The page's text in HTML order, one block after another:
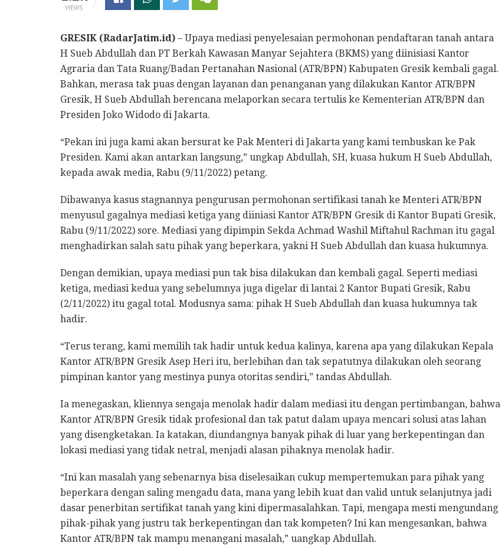
VIEWS
GRESIK (RadarJatim.id) – Upaya mediasi penyelesaian permohonan pendaftaran tanah antara
H Sueb Abdullah dan PT Berkah Kawasan Manyar Sejahtera (BKMS) yang diinisiasi Kantor
Agraria dan Tata Ruang/Badan Pertanahan Nasional (ATR/BPN) Kabupaten Gresik kembali gagal.
Bahkan, merasa tak puas dengan layanan dan penanganan yang dilakukan Kantor ATR/BPN
Gresik, H Sueb Abdullah berencana melaporkan secara tertulis ke Kementerian ATR/BPN dan
Presiden Joko Widodo di Jakarta.
“Pekan ini juga kami akan bersurat ke Pak Menteri di Jakarta yang kami tembuskan ke Pak
Presiden. Kami akan antarkan langsung,” ungkap Abdullah, SH, kuasa hukum H Sueb Abdullah,
kepada awak media, Rabu (9/11/2022) petang.
Dibawanya kasus stagnannya pengurusan permohonan sertifikasi tanah ke Menteri ATR/BPN
menyusul gagalnya mediasi ketiga yang diiniasi Kantor ATR/BPN Gresik di Kantor Bupati Gresik,
Rabu (9/11/2022) sore. Mediasi yang dipimpin Sekda Achmad Washil Miftahul Rachman itu gagal
menghadirkan salah satu pihak yang beperkara, yakni H Sueb Abdullah dan kuasa hukumnya.
Dengan demikian, upaya mediasi pun tak bisa dilakukan dan kembali gagal. Seperti mediasi
ketiga, mediasi kedua yang sebelumnya juga digelar di lantai 2 Kantor Bupati Gresik, Rabu
(2/11/2022) itu gagal total. Modusnya sama: pihak H Sueb Abdullah dan kuasa hukumnya tak
hadir.
“Terus terang, kami memilih tak hadir untuk kedua kalinya, karena apa yang dilakukan Kepala
Kantor ATR/BPN Gresik Asep Heri itu, berlebihan dan tak sepatutnya dilakukan oleh seorang
pimpinan kantor yang mestinya punya otoritas sendiri,” tandas Abdullah.
Ia menegaskan, kliennya sengaja menolak hadir dalam mediasi itu dengan pertimbangan, bahwa
Kantor ATR/BPN Gresik tidak profesional dan tak patut dalam upaya mencari solusi atas lahan
yang disengketakan. Ia katakan, diundangnya banyak pihak di luar yang berkepentingan dan
lokasi mediasi yang tidak netral, menjadi alasan pihaknya menolak hadir.
“Ini kan masalah yang sebenarnya bisa diselesaikan cukup mempertemukan para pihak yang
beperkara dengan saling mengadu data, mana yang lebih kuat dan valid untuk selanjutnya jadi
dasar penerbitan sertifikat tanah yang kini dipermasalahkan. Tapi, mengapa mesti mengundang
pihak-pihak yang justru tak berkepentingan dan tak kompeten? Ini kan mengesankan, bahwa
Kantor ATR/BPN tak mampu menangani masalah,” uangkap Abdullah.